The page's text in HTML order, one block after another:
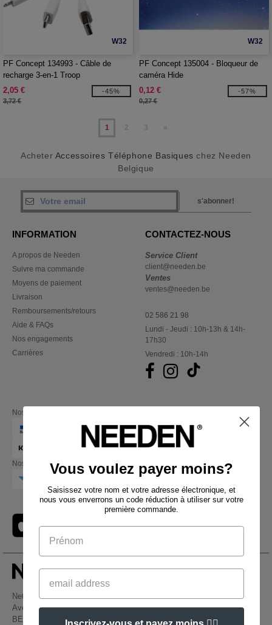
W32
PF Concept 134993 - Câble de
recharge 3-en-1 Troop
2,05 €
3,72 €
-45%
W32
PF Concept 135004 - Bloqueur de
caméra Hide
0,12 €
0,27 €
-57%
1 2 3 »
Acheter Accessoires Téléphone Basiques chez Needen
Belgique
s'abonner!
INFORMATION
A propos de Needen
Suivre ma commande
Moyens de paiement
Livraison
Remboursements/retours
Aide & FAQs
Nos engagements
Carrières
CONTACTEZ-NOUS
Service Client
client@needen.be
Ventes
ventes@needen.be
02 586 21 98
Lundi - Jeudi : 10h-13h & 14h-
17h30
Vendredi : 10h-14h
Nos partenaires financiers
Nos transporteurs
Netenders Belgium SRL
Avenue Hermann-Debroux 54, 1160, Bruxelles
BE61 3632 1629 8017
Vous voulez payer moins?
Saisissez votre nom et votre adresse électronique, et
nous vous enverrons un code réduction à utiliser sur votre
première commande.